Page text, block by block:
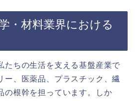
・材料業界における
たちの生活を支える基盤産業で
ー、医薬品、プラスチック、繊
の根幹を担っています。しか